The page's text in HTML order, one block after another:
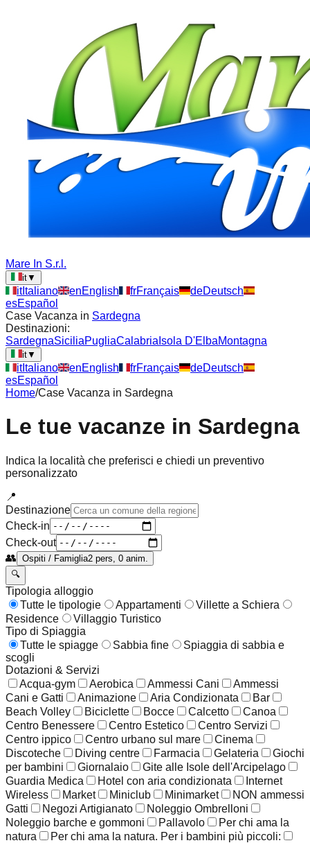
Mare In S.r.l.
it▼
itItaliano enEnglish frFrançais deDeutsch
esEspañol
Case Vacanza in Sardegna
Destinazioni:
SardegnaSiciliaPugliaCalabria Isola D'ElbaMontagna
it▼
itItaliano enEnglish frFrançais deDeutsch
esEspañol
Home/Case Vacanza in Sardegna
Le tue vacanze in Sardegna
Indica la località che preferisci e chiedi un preventivo
personalizzato
📍
Destinazione
Check-in
Check-out
👥 Ospiti / Famiglia2 pers, 0 anim.
🔍
Tipologia alloggio
Tutte le tipologie
Appartamenti
Villette a Schiera
Residence
Villaggio Turistico
Tipo di Spiaggia
Tutte le spiagge
Sabbia fine
Spiaggia di sabbia e
scogli
Dotazioni & Servizi
Acqua-gym
Aerobica Ammessi Cani
Ammessi
Cani e Gatti
Animazione Aria Condizionata
Bar
Beach Volley
Biciclette Bocce Calcetto
Canoa
Centro Benessere
Centro Estetico
Centro Servizi
Centro ippico
Centro urbano sul mare
Cinema
Discoteche
Diving centre Farmacia Gelateria
Giochi
per bambini
Giornalaio
Gite alle Isole dell'Arcipelago
Guardia Medica
Hotel con aria condizionata
Internet
Wireless
Market Miniclub Minimarket
NON ammessi
Gatti
Negozi Artigianato
Noleggio Ombrelloni
Noleggio barche e gommoni
Pallavolo
Per chi ama la
natura
Per chi ama la natura. Per i bambini più piccoli: